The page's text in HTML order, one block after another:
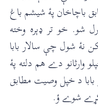
باچاخان پۀ شيشم باغ
شو. خو تر ډېره وخته
نۀ شول چې سالار بابا
وارثانو دے هم دلته پۀ
د خپل وصيت مطابق
شوے ؤ.